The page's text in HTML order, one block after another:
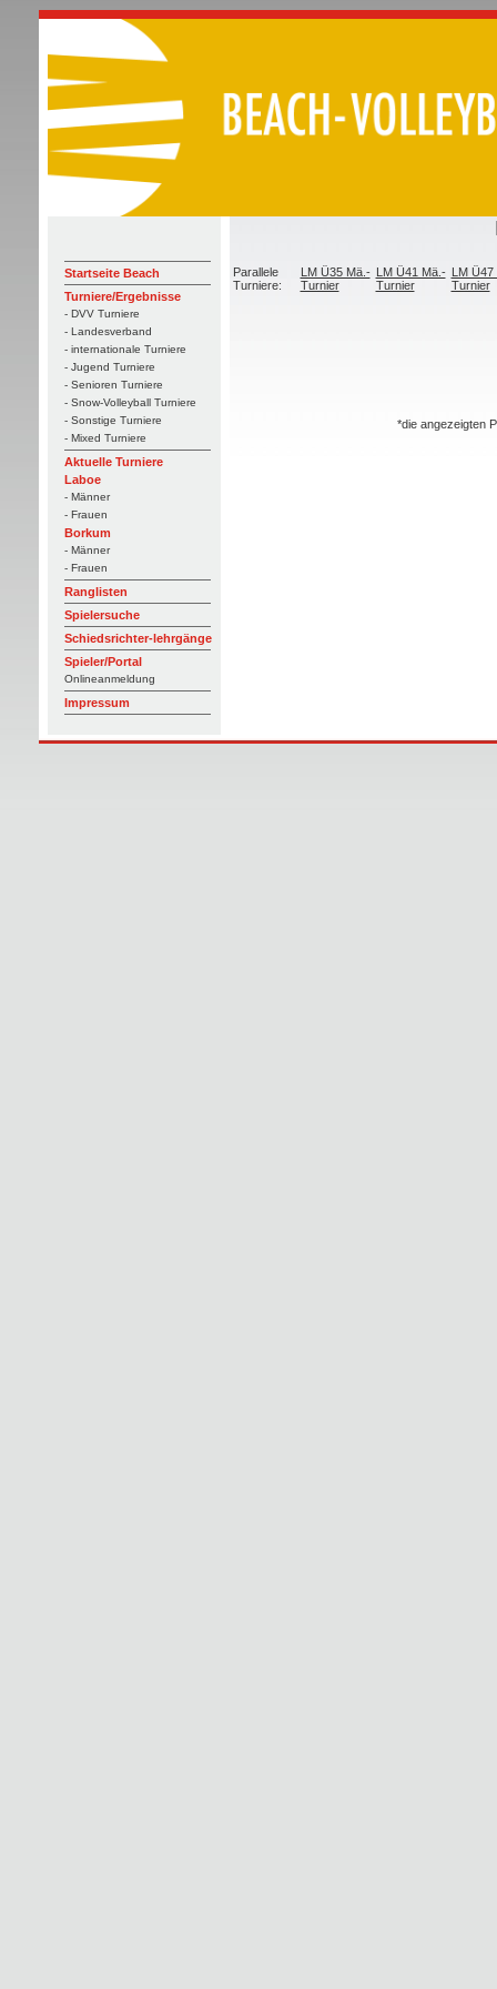
Startseite Beach
Turniere/Ergebnisse
- DVV Turniere
- Landesverband
- internationale Turniere
- Jugend Turniere
- Senioren Turniere
- Snow-Volleyball Turniere
- Sonstige Turniere
- Mixed Turniere
Aktuelle Turniere
Laboe
- Männer
- Frauen
Borkum
- Männer
- Frauen
Ranglisten
Spielersuche
Schiedsrichter-lehrgänge
Spieler/Portal
Onlineanmeldung
Impressum
Parallele
Turniere:
LM Ü35 Mä.-
Turnier
LM Ü41 Mä.-
Turnier
LM Ü47
Turnier
*die angezeigten